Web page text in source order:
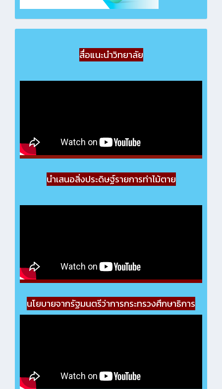
สื่อแนะนำวิทยาลัย
นำเสนอสิ่งประดิษฐ์รายการท่าไม้ตาย
นโยบายจากรัฐมนตรีว่าการกระทรวงศึกษาธิการ